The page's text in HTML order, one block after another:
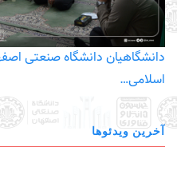
دانشگاهیان دانشگاه صنعتی
اسلامی…
آخرین ویدئوها